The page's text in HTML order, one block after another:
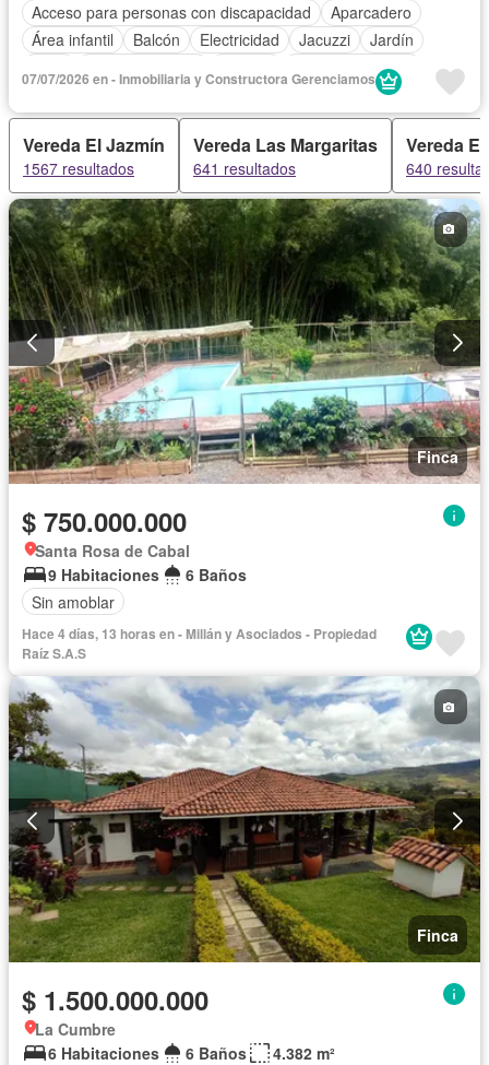
Acceso para personas con discapacidad
Aparcadero
Área infantil
Balcón Electricidad Jacuzzi
Jardín
Vista panorámica
07/07/2026 en - Inmobiliaria y Constructora Gerenciamos
Vereda El Jazmín
1567 resultados
Vereda Las Margaritas
641 resultados
Vereda
640
Finca
$ 750.000.000
Santa Rosa de Cabal
9 Habitaciones
6 Baños
Sin amoblar
Hace 4 días, 13 horas en - Millán y Asociados - Propiedad
Raíz S.A.S
Finca
$ 1.500.000.000
La Cumbre
6 Habitaciones
6 Baños
4.382 m²